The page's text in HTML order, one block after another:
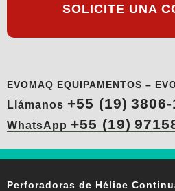
SOLICITE UNA
EVOMAQ EQUIPAMENTOS –
Llámanos +55 (19) 3806-
WhatsApp +55 (19)
Perforadoras de Hélice